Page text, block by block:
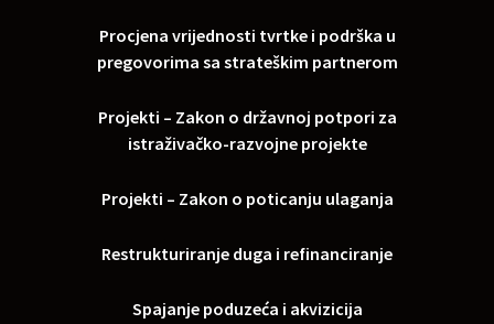
Procjena vrijednosti tvrtke i podrška u
pregovorima sa strateškim partnerom
Projekti – Zakon o državnoj potpori za
istraživačko-razvojne projekte
Projekti – Zakon o poticanju ulaganja
Restrukturiranje duga i refinanciranje
Spajanje poduzeća i akvizicija